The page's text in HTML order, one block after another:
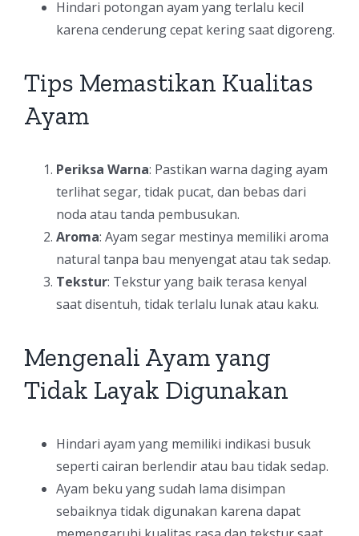
Hindari potongan ayam yang terlalu kecil
karena cenderung cepat kering saat digoreng.
Tips Memastikan Kualitas
Ayam
Periksa Warna: Pastikan warna daging ayam
terlihat segar, tidak pucat, dan bebas dari
noda atau tanda pembusukan.
Aroma: Ayam segar mestinya memiliki aroma
natural tanpa bau menyengat atau tak sedap.
Tekstur: Tekstur yang baik terasa kenyal
saat disentuh, tidak terlalu lunak atau kaku.
Mengenali Ayam yang
Tidak Layak Digunakan
Hindari ayam yang memiliki indikasi busuk
seperti cairan berlendir atau bau tidak sedap.
Ayam beku yang sudah lama disimpan
sebaiknya tidak digunakan karena dapat